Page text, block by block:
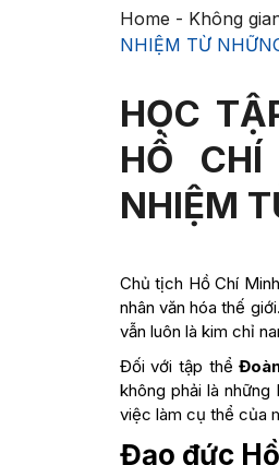
Home - Không
NHIỆM TỪ
HỌC
HỒ
NHIỆM
Chủ tịch Hồ Chí
nhân văn hóa thế
vẫn luôn là kim chỉ
Đối với tập thể
không phải là
việc làm cụ thể của
Đạo đức